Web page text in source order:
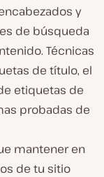
y
de búsqueda
Técnicas
de título, el
etiquetas de
probadas de
mantener en
de tu sitio